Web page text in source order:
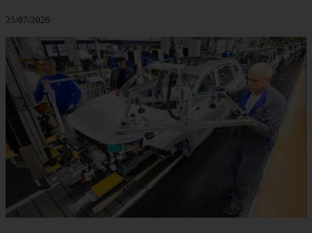
25/07/2026